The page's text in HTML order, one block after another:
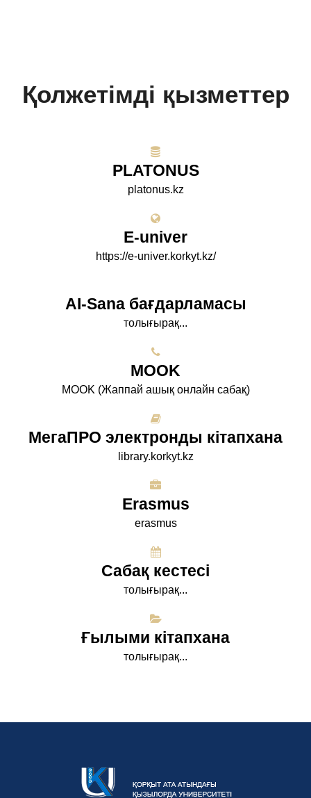
Қолжетімді қызметтер
PLATONUS
platonus.kz
E-univer
https://e-univer.korkyt.kz/
AI-Sana бағдарламасы
толығырақ...
МООK
МООK (Жаппай ашық онлайн сабақ)
МегаПРО электронды кітапхана
library.korkyt.kz
Erasmus
erasmus
Сабақ кестесі
толығырақ...
Ғылыми кітапхана
толығырақ...